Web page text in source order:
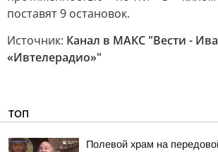
поставят 9 остановок.
Источник: Канал в МАКС "Вести -
«Ивтелерадио»"
ТОП
Полевой храм на